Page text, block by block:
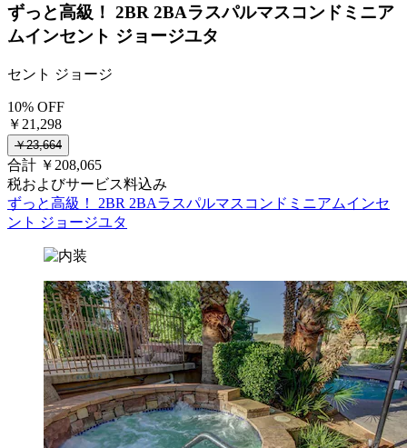
ずっと高級！ 2BR 2BAラスパルマスコンドミニア
ムインセント ジョージユタ
セント ジョージ
10% OFF
￥21,298
￥23,664
合計 ￥208,065
税およびサービス料込み
ずっと高級！ 2BR 2BAラスパルマスコンドミニアムインセ
ント ジョージユタ